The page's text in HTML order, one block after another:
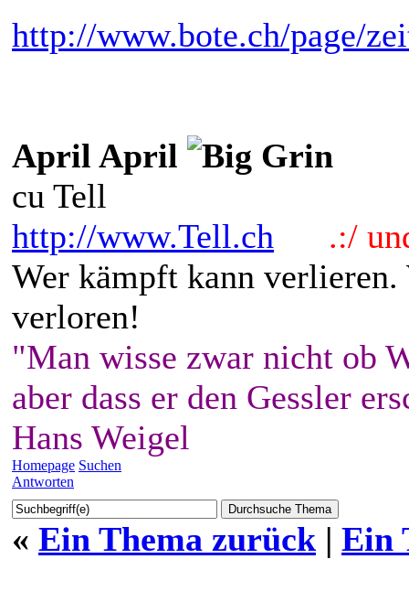
http://www.bote.ch/page/
April April
cu Tell
http://www.Tell.ch
.:/
Wer kämpft kann
verloren!
"Man wisse zwar nicht ob
aber dass er den Gessler
Hans Weigel
Homepage Suchen
Antworten
« Ein Thema zurück | Ein